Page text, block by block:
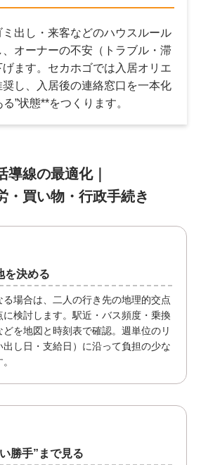
出し・来客などのハウスルール
オーナーの不安（トラブル・滞
ます。セカホゴでは入居オリエ
し、入居後の連絡窓口を一本化
”状態**をつくります。
導線の最適化｜
・買い物・行政手続き
を決める
場合は、二人の行き先の地理的交点
検討します。駅近・バス頻度・乗換
を地図と時刻表で確認。週単位のリ
し日・支給日）に沿って負担の少な
勝手”まで見る